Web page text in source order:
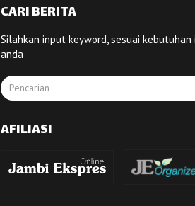
CARI BERITA
Silahkan input keyword, sesuai kebutuhan
anda
AFILIASI